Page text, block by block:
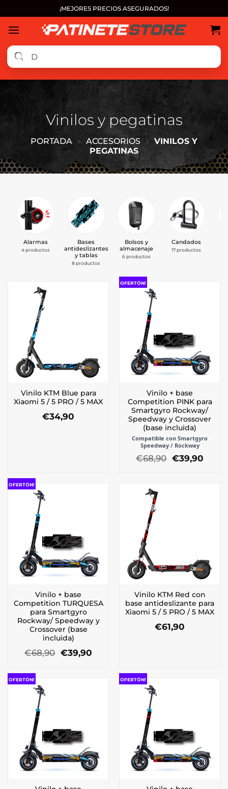
al
contenido
¡MEJORES PRECIOS ASEGURADOS!
Vinilos y pegatinas
PORTADA » ACCESORIOS » VINILOS Y
PEGATINAS
Alarmas
4 productos
Bases
antideslizantes
y tablas
8 productos
Bolsos y
almacenaje
6 productos
Candados
17 productos
Vinilo KTM Blue para
Xiaomi 5 / 5 PRO / 5 MAX
€34,90
OFERTÓN!
Vinilo + base
Competition PINK para
Smartgyro Rockway/
Speedway y Crossover
(base incluida)
Compatible con Smartgyro
Speedway / Rockway
€68,90 El
precio
€39,90El
OFERTÓN!
Vinilo + base
Competition TURQUESA
para Smartgyro
Rockway/ Speedway y
Crossover (base
incluida)
€68,90 El
€39,90El
€39,90.
Vinilo KTM Red con
base antideslizante para
Xiaomi 5 / 5 PRO / 5 MAX
€61,90
OFERTÓN! OFERTÓN!